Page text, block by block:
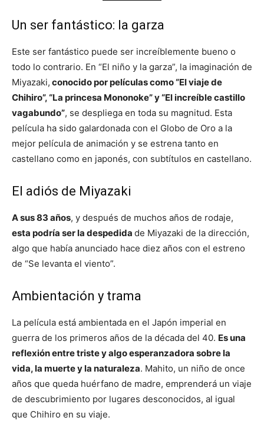
Un ser fantástico: la garza
Este ser fantástico puede ser increíblemente bueno o
todo lo contrario. En “El niño y la garza”, la imaginación de
Miyazaki, conocido por películas como “El viaje de
Chihiro”, “La princesa Mononoke” y “El increíble castillo
vagabundo”, se despliega en toda su magnitud. Esta
película ha sido galardonada con el Globo de Oro a la
mejor película de animación y se estrena tanto en
castellano como en japonés, con subtítulos en castellano.
El adiós de Miyazaki
A sus 83 años, y después de muchos años de rodaje,
esta podría ser la despedida de Miyazaki de la dirección,
algo que había anunciado hace diez años con el estreno
de “Se levanta el viento”.
Ambientación y trama
La película está ambientada en el Japón imperial en
guerra de los primeros años de la década del 40. Es una
reflexión entre triste y algo esperanzadora sobre la
vida, la muerte y la naturaleza. Mahito, un niño de once
años que queda huérfano de madre, emprenderá un viaje
de descubrimiento por lugares desconocidos, al igual
que Chihiro en su viaje.